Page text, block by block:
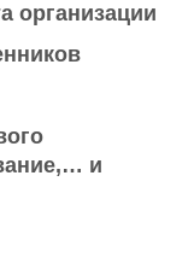
организации
и